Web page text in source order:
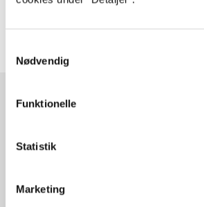
Nødvendig
Funktionelle
Statistik
Marketing
handler ofte om
Fra